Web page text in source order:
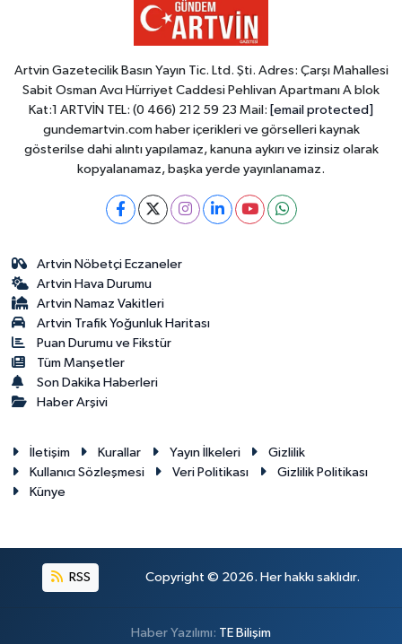
Artvin Gazetecilik Basın Yayın Tic. Ltd. Şti. Adres: Çarşı Mahallesi
Sabit Osman Avcı Hürriyet Caddesi Pehlivan Apartmanı A blok
Kat:1 ARTVİN TEL: (0 466) 212 59 23 Mail: [email protected]
gundemartvin.com haber içerikleri ve görselleri kaynak
gösterilse dahi alıntı yapılamaz, kanuna aykırı ve izinsiz olarak
kopyalanamaz, başka yerde yayınlanamaz.
Artvin Nöbetçi Eczaneler
Artvin Hava Durumu
Artvin Namaz Vakitleri
Artvin Trafik Yoğunluk Haritası
Puan Durumu ve Fikstür
Tüm Manşetler
Son Dakika Haberleri
Haber Arşivi
İletişim Kurallar Yayın İlkeleri
Gizlilik
Kullanıcı Sözleşmesi
Veri Politikası
Gizlilik Politikası
Künye
RSS Copyright © 2026. Her hakkı saklıdır.
Haber Yazılımı: TE Bilişim